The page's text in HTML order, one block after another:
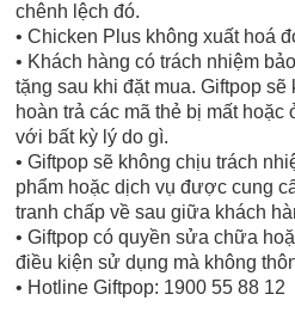
chênh lệch đó.
• Chicken Plus không xuất hoá
• Khách hàng có trách nhiệm
tặng sau khi đặt mua. Giftpop
hoàn trả các mã thẻ bị mất
với bất kỳ lý do gì.
• Giftpop sẽ không chịu trách
phẩm hoặc dịch vụ được cung
tranh chấp về sau giữa khách
• Giftpop có quyền sửa chữa
điều kiện sử dụng mà không
• Hotline Giftpop: 1900 55 88 12